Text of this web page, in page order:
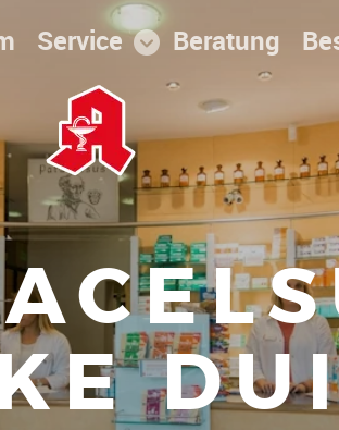
Service Beratung